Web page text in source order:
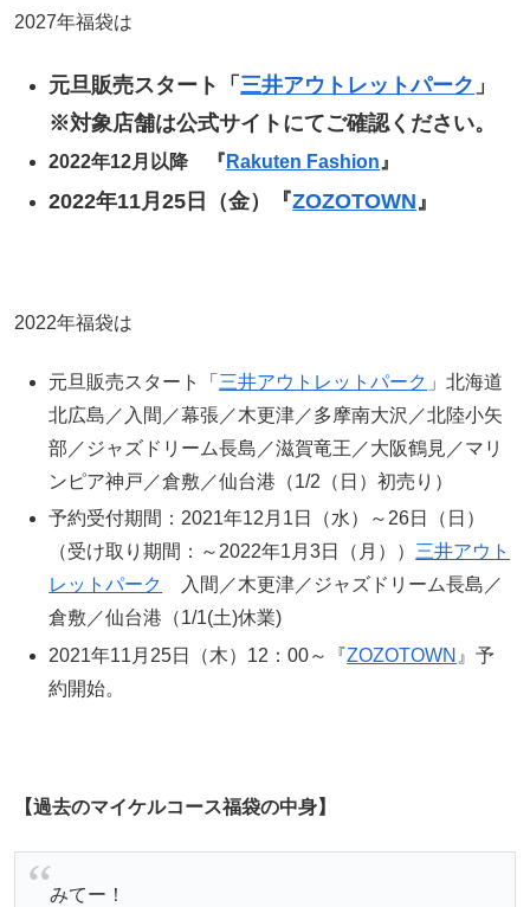
2027年福袋は
元旦販売スタート「 三井アウトレットパーク 」
※対象店舗は公式サイトにてご確認ください。
2022年12月以降 『 Rakuten Fashion 』
2022年11月25日（金）『ZOZOTOWN』
2022年福袋は
元旦販売スタート「 三井アウトレットパーク 」北海道
北広島／入間／幕張／木更津／多摩南大沢／北陸小矢
部／ジャズドリーム長島／滋賀竜王／大阪鶴見／マリ
ンピア神戸／倉敷／仙台港（1/2（日）初売り）
予約受付期間：2021年12月1日（水）～26日（日）
（受け取り期間：～2022年1月3日（月）） 三井アウト
レットパーク
入間／木更津／ジャズドリーム長島／
倉敷／仙台港（1/1(土)休業)
2021年11月25日（木）12：00～『ZOZOTOWN 』予
約開始。
【過去のマイケルコース福袋の中身】
みてー！